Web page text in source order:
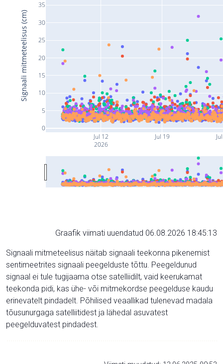
Jul 12
2026
Jul 19
0
5
10
15
20
25
30
35
Signaali mitmeteelisus (cm)
Graafik viimati uuendatud 06.08.2026 18:45:13
Signaali mitmeteelisus näitab signaali teekonna pikenemist
sentimeetrites signaali peegelduste tõttu. Peegeldunud
signaal ei tule tugijaama otse satelliidilt, vaid keerukamat
teekonda pidi, kas ühe- või mitmekordse peegelduse kaudu
erinevatelt pindadelt. Põhilised veaallikad tulenevad madala
tõusunurgaga satelliitidest ja lähedal asuvatest
peegelduvatest pindadest.